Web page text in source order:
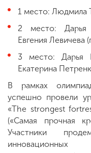
1 место: Людмила
2 место: Дарья
Евгения Левичева
3 место: Дарья
Екатерина
В рамках
успешно провели
«The strongest
(«Самая прочная
Участники
инновационных